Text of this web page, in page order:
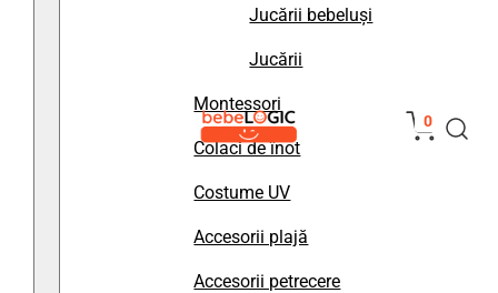
Jucării bebeluși
Jucării
Montessori
Colaci de înot
Costume UV
Accesorii plajă
Accesorii petrecere
0